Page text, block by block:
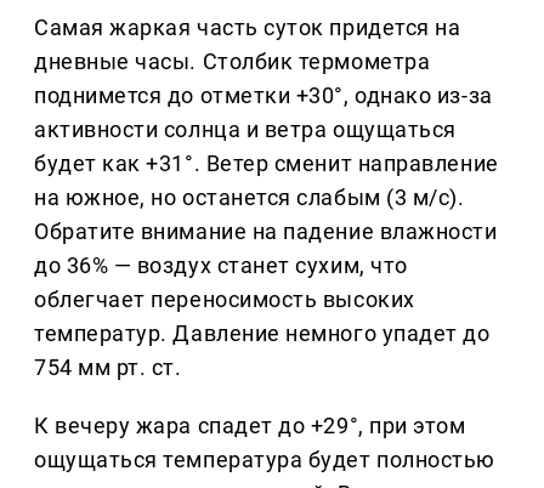
Самая жаркая часть суток придется на
дневные часы. Столбик термометра
поднимется до отметки +30°, однако из-за
активности солнца и ветра ощущаться
будет как +31°. Ветер сменит направление
на южное, но останется слабым (3 м/с).
Обратите внимание на падение влажности
до 36% — воздух станет сухим, что
облегчает переносимость высоких
температур. Давление немного упадет до
754 мм рт. ст.
К вечеру жара спадет до +29°, при этом
ощущаться температура будет полностью